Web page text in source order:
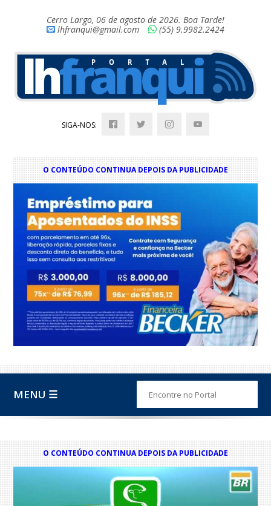
Cerro Largo, 06 de agosto de 2026. Boa Tarde!
lhfranqui@gmail.com
(55) 9.9982.2424
SIGA-NOS:
O CONTEÚDO CONTINUA DEPOIS DA PUBLICIDADE
MENU ☰
O CONTEÚDO CONTINUA DEPOIS DA PUBLICIDADE